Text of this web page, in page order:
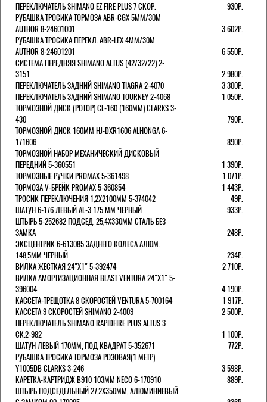
ПЕРЕКЛЮЧАТЕЛЬ SHIMANO EZ FIRE PLUS 7 СКОР.
930Р.
РУБАШКА ТРОСИКА ТОРМОЗА ABR-CGX 5MM/30M
AUTHOR 8-24601001
3 602Р.
РУБАШКА ТРОСИКА ПЕРЕКЛ. ABR-LEX 4MM/30M
AUTHOR 8-24601201
6 550Р.
СИСТЕМА ПЕРЕДНЯЯ SHIMANO ALTUS (42/32/22) 2-
3151
2 980Р.
ПЕРЕКЛЮЧАТЕЛЬ ЗАДНИЙ SHIMANO TIAGRA 2-4070
3 300Р.
ПЕРЕКЛЮЧАТЕЛЬ ЗАДНИЙ SHIMANO TOURNEY 2-4068
1 050Р.
ТОРМОЗНОЙ ДИСК (РОТОР) CL-160 (160ММ) CLARKS 3-
430
790Р.
ТОРМОЗНОЙ ДИСК 160ММ HJ-DXR1606 ALHONGA 6-
171606
890Р.
ТОРМОЗНОЙ НАБОР МЕХАНИЧЕСКИЙ ДИСКОВЫЙ
ПЕРЕДНИЙ 5-360551
1 390Р.
ТОРМОЗНЫЕ РУЧКИ PROMAX 5-361498
1 071Р.
ТОРМОЗА V-БРЕЙК PROMAX 5-360854
1 443Р.
ТРОСИК ПЕРЕКЛЮЧЕНИЯ 1,2Х2100ММ 5-374042
49Р.
ШАТУН 6-176 ЛЕВЫЙ AL-3 175 ММ ЧЕРНЫЙ
933Р.
ШТЫРЬ 5-252682 ПОДСЕД. 25,4Х330ММ СТАЛЬ БЕЗ
ЗАМКА
248Р.
ЭКСЦЕНТРИК 6-613085 ЗАДНЕГО КОЛЕСА АЛЮМ.
148,5ММ ЧЕРНЫЙ
234Р.
ВИЛКА ЖЕСТКАЯ 24"Х1" 5-392474
2 710Р.
ВИЛКА АМОРТИЗАЦИОННАЯ BLAST VENTURA 24"Х1" 5-
396004
4 190Р.
КАССЕТА-ТРЕЩОТКА 8 СКОРОСТЕЙ VENTURA 5-700164
1 917Р.
КАССЕТА 9 СКОРОСТЕЙ SHIMANO 2-4009
2 500Р.
ПЕРЕКЛЮЧАТЕЛЬ SHIMANO RAPIDFIRE PLUS ALTUS 3
СК.2-982
1 100Р.
ШАТУН ЛЕВЫЙ 170ММ, ПОД КВАДРАТ 5-352671
772Р.
РУБАШКА ТРОСИКА ТОРМОЗА РОЗОВАЯ(1 МЕТР)
Y1005DB CLARKS 3-246
3 598Р.
КАРЕТКА-КАРТРИДЖ B910 103ММ NECO 6-170910
889Р.
ШТЫРЬ ПОДСЕДЕЛЬНЫЙ 27,2Х350ММ, АЛЮМИНИЕВЫЙ